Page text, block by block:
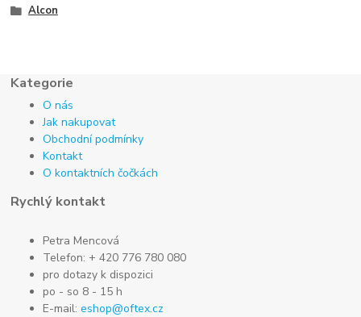
Alcon
Kategorie
O nás
Jak nakupovat
Obchodní podmínky
Kontakt
O kontaktních čočkách
Rychlý kontakt
Petra Mencová
Telefon: + 420 776 780 080
pro dotazy k dispozici
po - so 8 - 15 h
E-mail:eshop@oftex.cz